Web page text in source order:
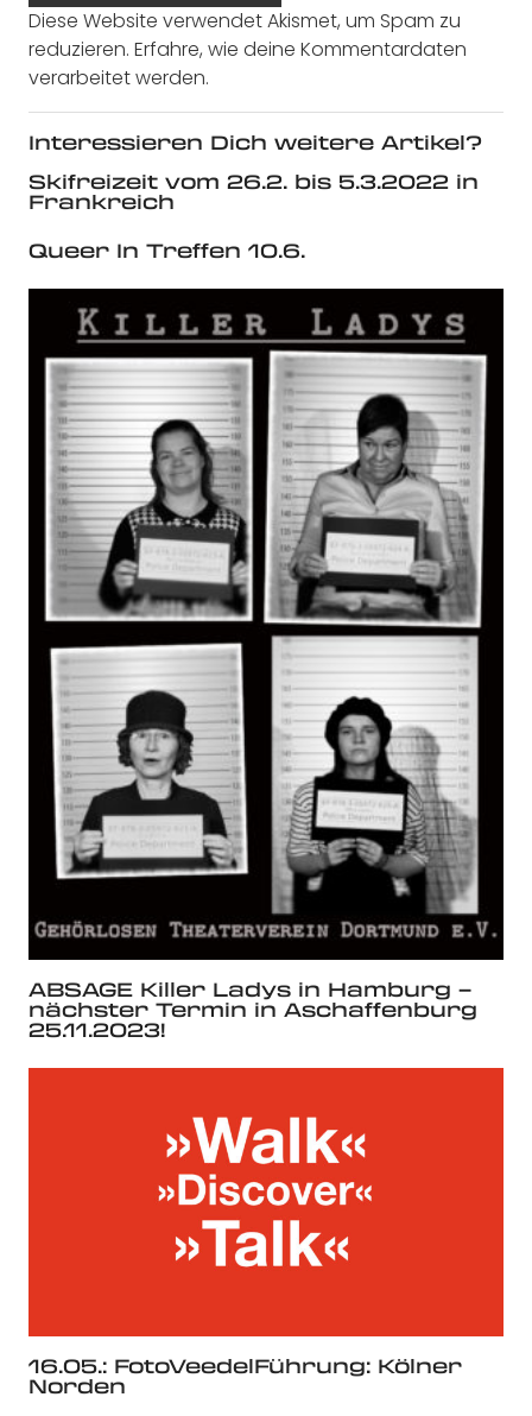
Diese Website verwendet Akismet, um Spam zu
reduzieren. Erfahre, wie deine Kommentardaten
verarbeitet werden.
Interessieren Dich weitere Artikel?
Skifreizeit vom 26.2. bis 5.3.2022 in
Frankreich
Queer In Treffen 10.6.
ABSAGE Killer Ladys in Hamburg –
nächster Termin in Aschaffenburg
25.11.2023!
16.05.: FotoVeedelFührung: Kölner
Norden